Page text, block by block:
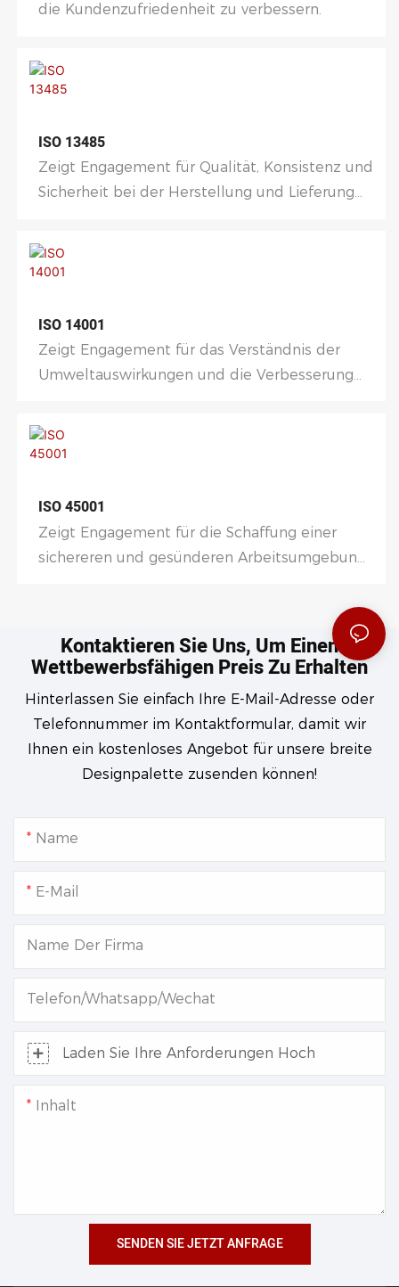
die Kundenzufriedenheit zu verbessern.
ISO 13485
Zeigt Engagement für Qualität, Konsistenz und
Sicherheit bei der Herstellung und Lieferung
ISO 14001
Zeigt Engagement für das Verständnis der
Umweltauswirkungen und die Verbesserung
ISO 45001
Zeigt Engagement für die Schaffung einer
sichereren und gesünderen Arbeitsumgebung
Interessengruppen und mindert gleichzeitig
Risiken und verbessert die Gesamtleistung.
Kontaktieren Sie Uns, Um Einen
Wettbewerbsfähigen Preis Zu Erhalten
Hinterlassen Sie einfach Ihre E-Mail-Adresse oder
Telefonnummer im Kontaktformular, damit wir
Ihnen ein kostenloses Angebot für unsere breite
Designpalette zusenden können!
Name
E-Mail
Name Der Firma
Telefon/Whatsapp/Wechat
Laden Sie Ihre Anforderungen Hoch
Inhalt
SENDEN SIE JETZT ANFRAGE